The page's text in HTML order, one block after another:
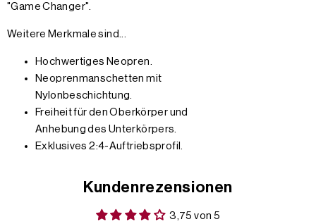
"Game Changer".
Weitere Merkmale sind...
Hochwertiges Neopren.
Neoprenmanschetten mit
Nylonbeschichtung.
Freiheit für den Oberkörper und
Anhebung des Unterkörpers.
Exklusives 2:4-Auftriebsprofil.
Kundenrezensionen
3,75 von 5